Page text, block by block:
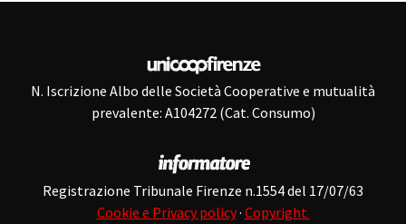
N. Iscrizione Albo delle Società Cooperative e mutualità
prevalente: A104272 (Cat. Consumo)
Registrazione Tribunale Firenze n.1554 del 17/07/63
Cookie e Privacy policy· Copyright